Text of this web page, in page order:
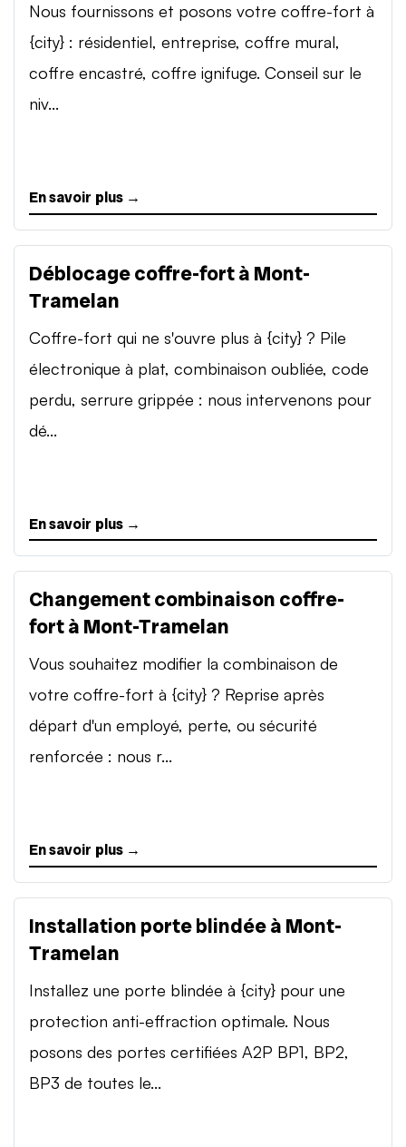
Nous fournissons et posons votre coffre-fort à
{city} : résidentiel, entreprise, coffre mural,
coffre encastré, coffre ignifuge. Conseil sur le
niv...
En savoir plus →
Déblocage coffre-fort à Mont-
Tramelan
Coffre-fort qui ne s'ouvre plus à {city} ? Pile
électronique à plat, combinaison oubliée, code
perdu, serrure grippée : nous intervenons pour
dé...
En savoir plus →
Changement combinaison coffre-
fort à Mont-Tramelan
Vous souhaitez modifier la combinaison de
votre coffre-fort à {city} ? Reprise après
départ d'un employé, perte, ou sécurité
renforcée : nous r...
En savoir plus →
Installation porte blindée à Mont-
Tramelan
Installez une porte blindée à {city} pour une
protection anti-effraction optimale. Nous
posons des portes certifiées A2P BP1, BP2,
BP3 de toutes le...